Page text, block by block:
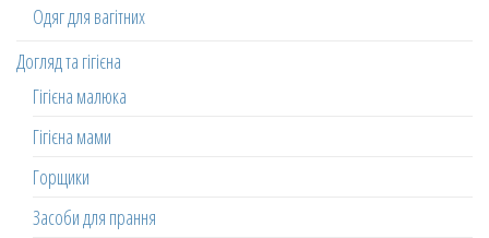
Одяг для вагітних
Догляд та гігієна
Гігієна малюка
Гігієна мами
Горщики
Засоби для прання